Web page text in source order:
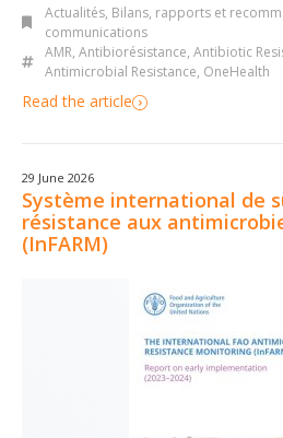
Actualités, Bilans, rapports et
communications
AMR, Antibiorésistance, Antibiotic
Antimicrobial Resistance, OneHealth
Read the article
29 June 2026
Système international de
résistance aux
(InFARM)